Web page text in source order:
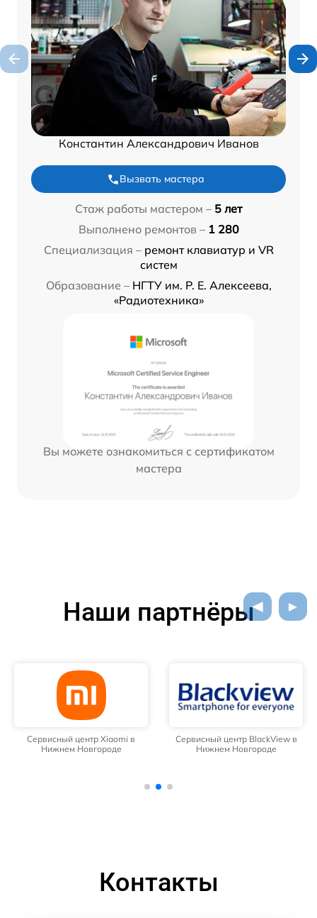
Константин Александрович Иванов
Вызвать мастера
Стаж работы мастером – 5 лет
Выполнено ремонтов – 1 280
Специализация – ремонт клавиатур и VR
систем
Образование – НГТУ им. Р. Е. Алексеева,
«Радиотехника»
Вы можете ознакомиться с сертификатом
мастера
Наши партнёры
Сервисный центр Xiaomi в
Нижнем Новгороде
Сервисный центр BlackView в
Нижнем Новгороде
Контакты